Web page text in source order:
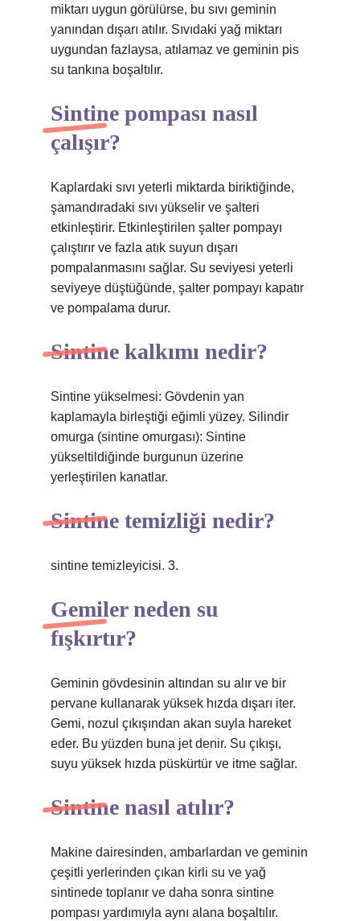
miktarı uygun görülürse, bu sıvı geminin
yanından dışarı atılır. Sıvıdaki yağ miktarı
uygundan fazlaysa, atılamaz ve geminin pis
su tankına boşaltılır.
Sintine pompası nasıl
çalışır?
Kaplardaki sıvı yeterli miktarda biriktiğinde,
şamandıradaki sıvı yükselir ve şalteri
etkinleştirir. Etkinleştirilen şalter pompayı
çalıştırır ve fazla atık suyun dışarı
pompalanmasını sağlar. Su seviyesi yeterli
seviyeye düştüğünde, şalter pompayı kapatır
ve pompalama durur.
Sintine kalkımı nedir?
Sintine yükselmesi: Gövdenin yan
kaplamayla birleştiği eğimli yüzey. Silindir
omurga (sintine omurgası): Sintine
yükseltildiğinde burgunun üzerine
yerleştirilen kanatlar.
Sintine temizliği nedir?
sintine temizleyicisi. 3.
Gemiler neden su
fışkırtır?
Geminin gövdesinin altından su alır ve bir
pervane kullanarak yüksek hızda dışarı iter.
Gemi, nozul çıkışından akan suyla hareket
eder. Bu yüzden buna jet denir. Su çıkışı,
suyu yüksek hızda püskürtür ve itme sağlar.
Sintine nasıl atılır?
Makine dairesinden, ambarlardan ve geminin
çeşitli yerlerinden çıkan kirli su ve yağ
sintinede toplanır ve daha sonra sintine
pompası yardımıyla aynı alana boşaltılır.